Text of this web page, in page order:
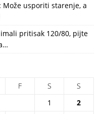
usporiti starenje, a
pritisak 120/80, pijte
F S
S
1
2